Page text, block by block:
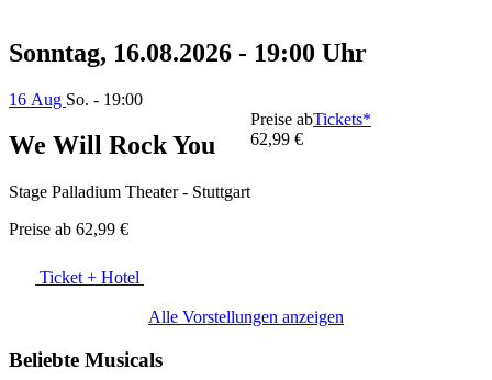
Sonntag, 16.08.2026 - 19:00 Uhr
16 Aug So. - 19:00
We Will Rock You
Stage Palladium Theater - Stuttgart
Preise ab 62,99 €
Preise ab
62,99 €
Tickets*
Ticket + Hotel
Alle Vorstellungen anzeigen
Beliebte Musicals